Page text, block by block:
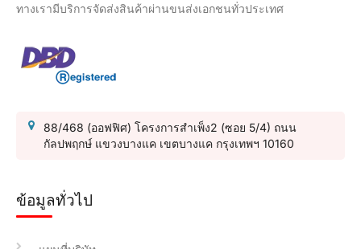
ทางเรามีบริการจัดส่งสินค้าผ่านขนส่งเอกชนทั่วประเทศ
88/468 (ออฟฟิศ) โครงการสำเพ็ง2 (ซอย 5/4) ถนน
กัลปพฤกษ์ แขวงบางแค เขตบางแค กรุงเทพฯ 10160
ข้อมูลทั่วไป